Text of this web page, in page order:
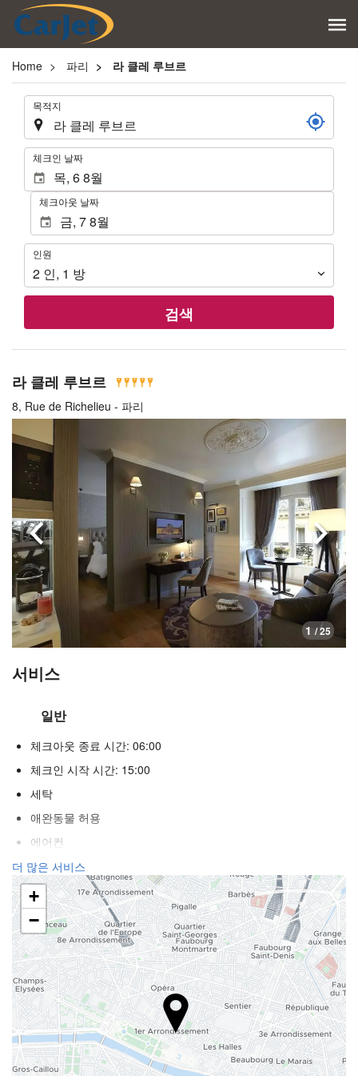
Home 파리 라 클레 루브르
. 목적지
. 체크인 날짜
체크아웃 날짜
인
원
인원
2 인, 1 방
검색
라 클레 루브르
8, Rue de Richelieu - 파리
1 / 25
이전으로 다음
서비스
일반
체크아웃 종료 시간: 06:00
체크인 시작 시간: 15:00
세탁
애완동물 허용
에어컨
히터
승강기
장애인
불연자객실
전 구역 금연
방음 설비된 객실
리셉션 서비스
24시간 프런트 데스크
더 많은 서비스
+
−